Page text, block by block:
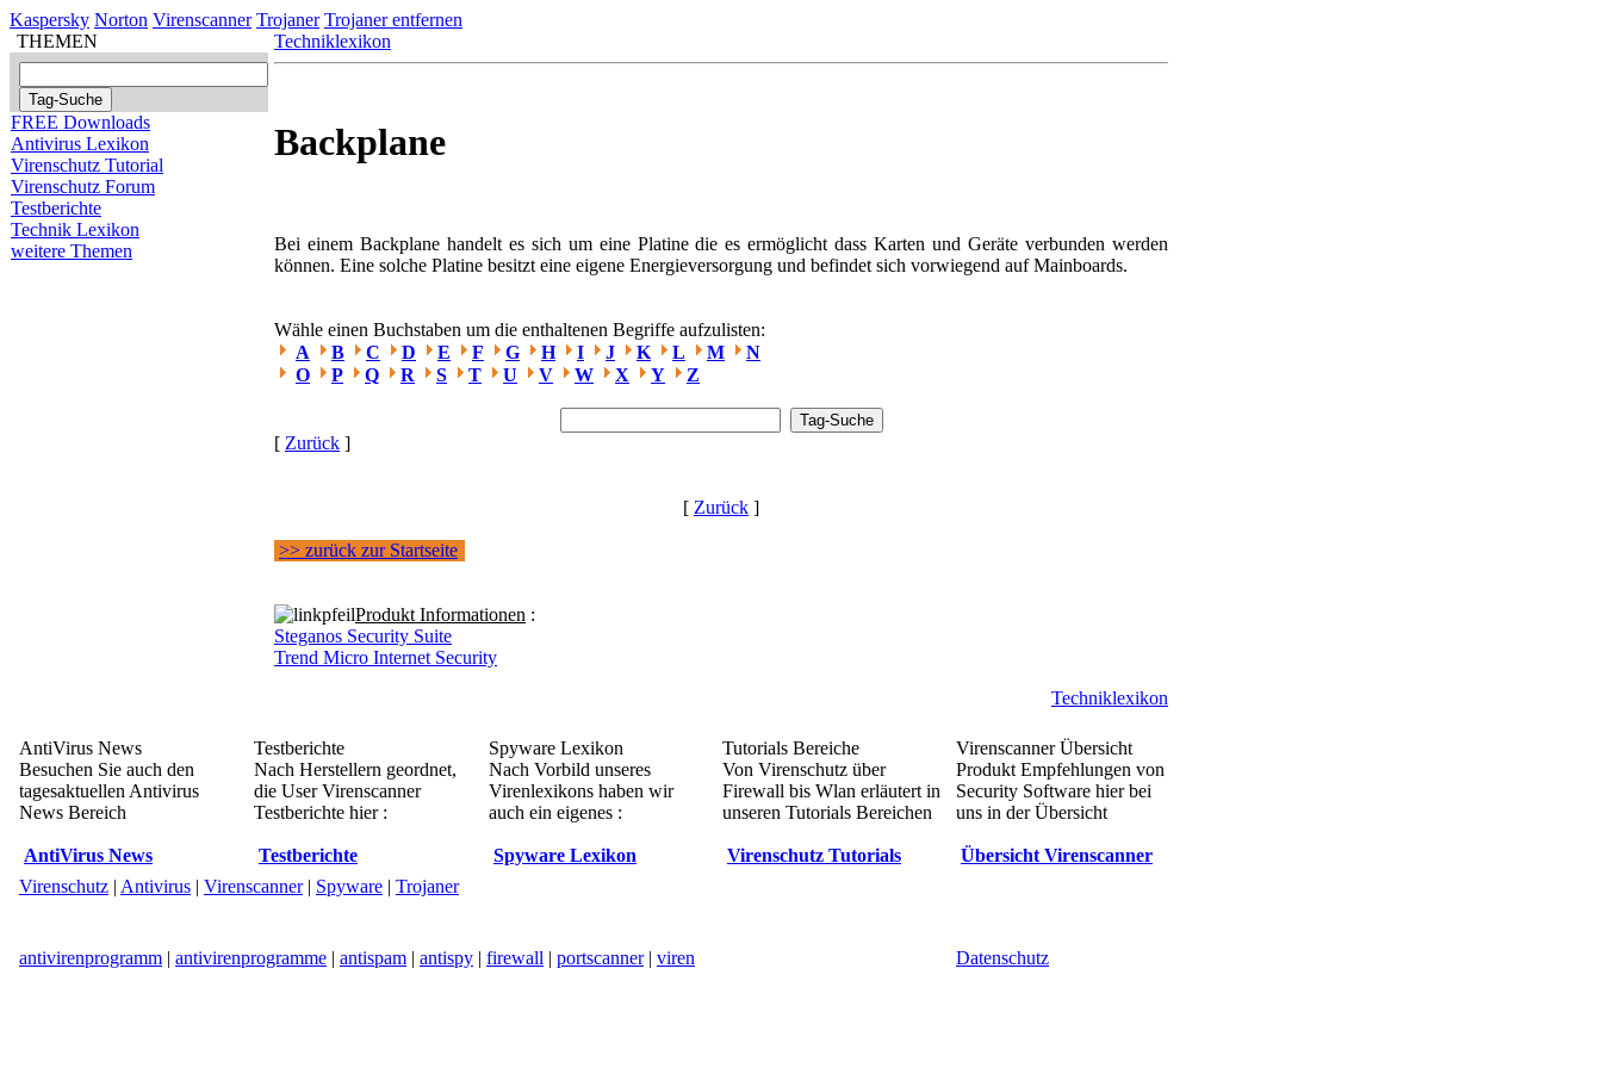
Kaspersky Norton Virenscanner Trojaner Trojaner entfernen
THEMEN
FREE Downloads
Antivirus Lexikon
Virenschutz Tutorial
Virenschutz Forum
Testberichte
Technik Lexikon
weitere Themen
Techniklexikon
Backplane
Bei einem Backplane handelt es sich um eine Platine die es ermöglicht dass Karten und Geräte verbunden werden
können. Eine solche Platine besitzt eine eigene Energieversorgung und befindet sich vorwiegend auf Mainboards.
Wähle einen Buchstaben um die enthaltenen Begriffe aufzulisten:
A
B C D E F G H I J K L M
N
O
P Q R S T U V W X Y Z
[ Zurück ]
[ Zurück ]
>> zurück zur Startseite
Produkt Informationen :
Steganos Security Suite
Trend Micro Internet Security
Techniklexikon
AntiVirus News
Besuchen Sie auch den
tagesaktuellen Antivirus
News Bereich
AntiVirus News
Testberichte
Nach Herstellern geordnet,
die User Virenscanner
Testberichte hier :
Testberichte
Spyware Lexikon
Nach Vorbild unseres
Virenlexikons haben wir
auch ein eigenes :
Spyware Lexikon
Tutorials Bereiche
Von Virenschutz über
Firewall bis Wlan erläutert in
unseren Tutorials Bereichen
Virenschutz Tutorials
Virenscanner Übersicht
Produkt Empfehlungen von
Security Software hier bei
uns in der Übersicht
Übersicht Virenscanner
Virenschutz | Antivirus | Virenscanner| Spyware | Trojaner
antivirenprogramm | antivirenprogramme | antispam | antispy | firewall | portscanner| viren Datenschutz